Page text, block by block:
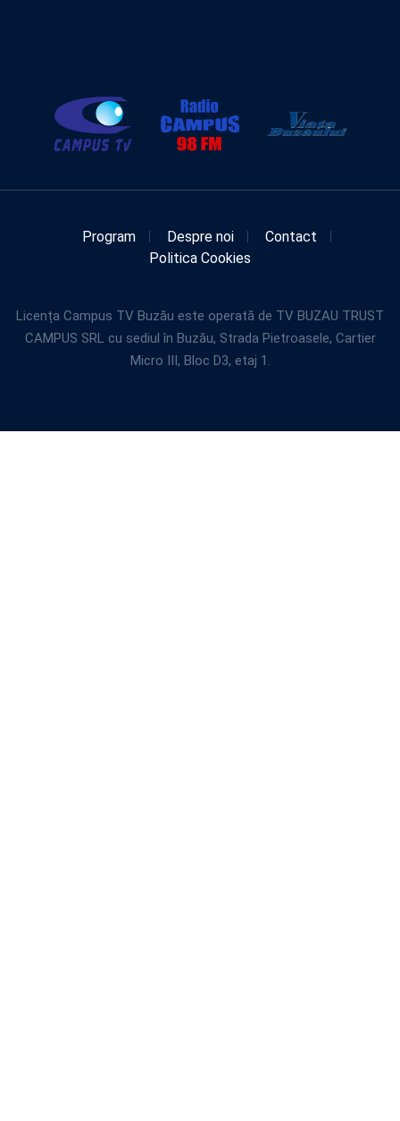
Program Despre noi
Contact
Politica Cookies
Licența Campus TV Buzău este operată de TV BUZAU TRUST
CAMPUS SRL cu sediul în Buzău, Strada Pietroasele, Cartier
Micro III, Bloc D3, etaj 1.